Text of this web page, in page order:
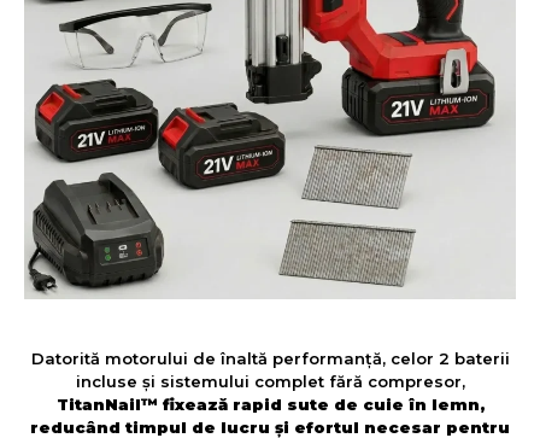
Datorită motorului de înaltă performanță, celor 2 baterii
incluse și sistemului complet fără compresor,
TitanNail™ fixează rapid sute de cuie în lemn,
reducând timpul de lucru și efortul necesar pentru